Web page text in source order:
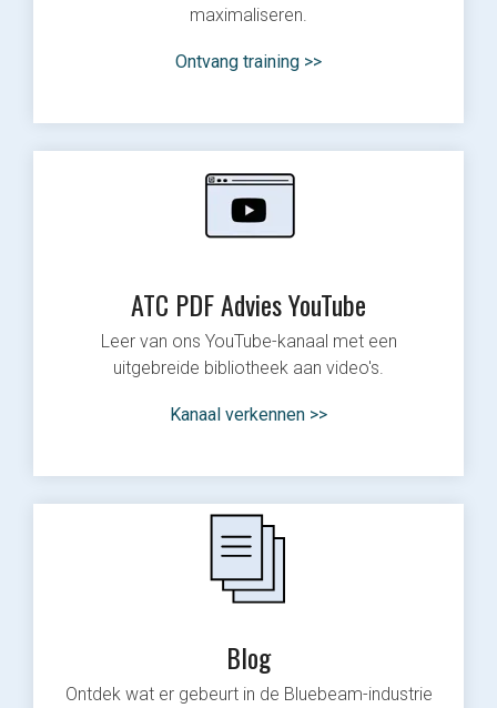
maximaliseren.
Ontvang training >>
ATC PDF Advies YouTube
Leer van ons YouTube-kanaal met een
uitgebreide bibliotheek aan video's.
Kanaal verkennen >>
Blog
Ontdek wat er gebeurt in de Bluebeam-industrie